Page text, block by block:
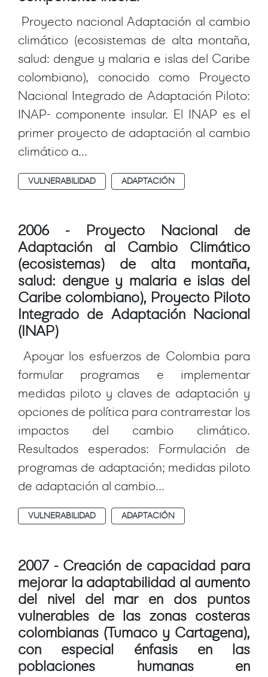
Proyecto nacional Adaptación al cambio
climático (ecosistemas de alta montaña,
salud: dengue y malaria e islas del Caribe
colombiano), conocido como Proyecto
Nacional Integrado de Adaptación Piloto:
INAP- componente insular. El INAP es el
primer proyecto de adaptación al cambio
climático a...
VULNERABILIDAD ADAPTACIÓN
2006 - Proyecto Nacional de
Adaptación al Cambio Climático
(ecosistemas) de alta montaña,
salud: dengue y malaria e islas del
Caribe colombiano), Proyecto Piloto
Integrado de Adaptación Nacional
(INAP)
Apoyar los esfuerzos de Colombia para
formular programas e implementar
medidas piloto y claves de adaptación y
opciones de política para contrarrestar los
impactos del cambio climático.
Resultados esperados: Formulación de
programas de adaptación; medidas piloto
de adaptación al cambio...
VULNERABILIDAD ADAPTACIÓN
2007 - Creación de capacidad para
mejorar la adaptabilidad al aumento
del nivel del mar en dos puntos
vulnerables de las zonas costeras
colombianas (Tumaco y Cartagena),
con especial énfasis en las
poblaciones humanas en